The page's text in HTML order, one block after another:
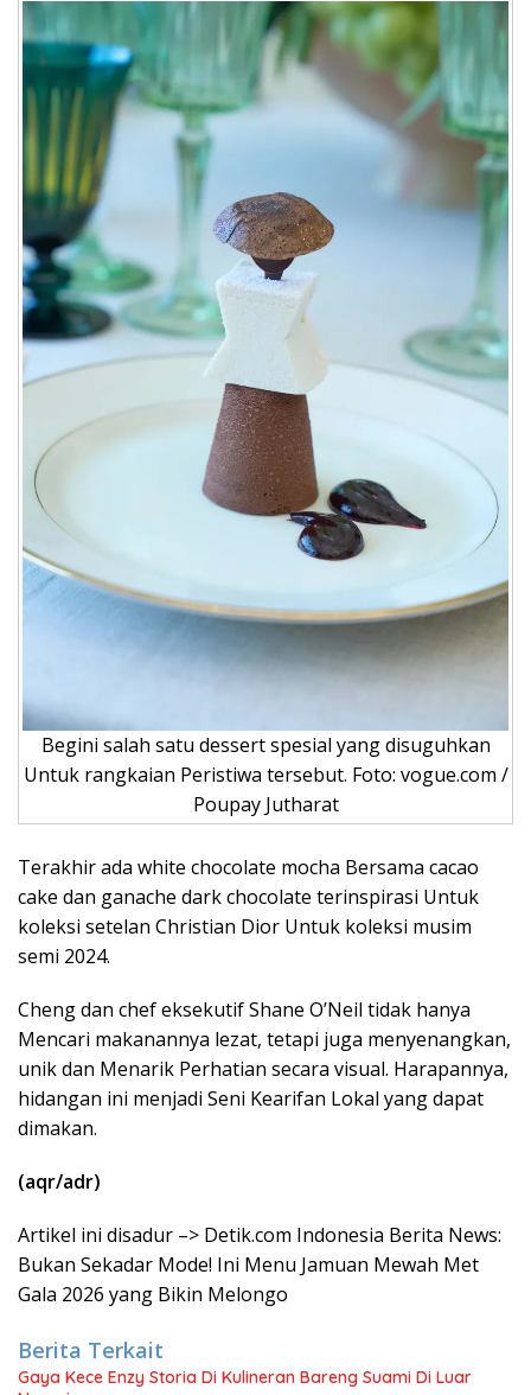
Begini salah satu dessert spesial yang disuguhkan
Untuk rangkaian Peristiwa tersebut. Foto: vogue.com /
Poupay Jutharat
Terakhir ada white chocolate mocha Bersama cacao
cake dan ganache dark chocolate terinspirasi Untuk
koleksi setelan Christian Dior Untuk koleksi musim
semi 2024.
Cheng dan chef eksekutif Shane O’Neil tidak hanya
Mencari makanannya lezat, tetapi juga menyenangkan,
unik dan Menarik Perhatian secara visual. Harapannya,
hidangan ini menjadi Seni Kearifan Lokal yang dapat
dimakan.
(aqr/adr)
Artikel ini disadur –> Detik.com Indonesia Berita News:
Bukan Sekadar Mode! Ini Menu Jamuan Mewah Met
Gala 2026 yang Bikin Melongo
Berita Terkait
Gaya Kece Enzy Storia Di Kulineran Bareng Suami Di Luar